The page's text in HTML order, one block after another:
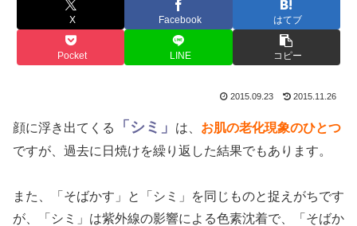
X Facebook はてブ
Pocket LINE コピー
2015.09.23 2015.11.26
顔に浮き出てくる 「シミ」 は、 お肌の老化現象のひとつ
ですが、過去に日焼けを繰り返した結果でもあります。
また、「そばかす」と「シミ」を同じものと捉えがちです
が、「シミ」は紫外線の影響による色素沈着で、「そばか